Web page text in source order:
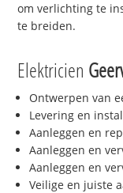
om verlichting te
te breiden.
Elektricien
Ontwerpen van
Levering en
Aanleggen en
Aanleggen en
Aanleggen en
Veilige en juiste